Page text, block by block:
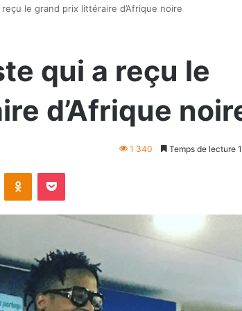
reçu le grand prix littéraire d’Afrique noire
qui a reçu le
d’Afrique
1 340 Temps de lecture
Odnoklassniki
Pocket